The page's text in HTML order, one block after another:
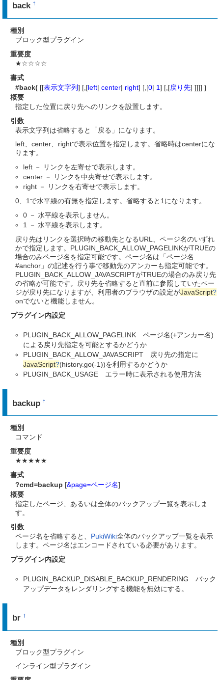
back†
種別
ブロック型プラグイン
重要度
★☆☆☆☆
書式
#back( [[表示文字列] [,[left| center| right] [,[0| 1] [,[戻り先] ]]]] )
概要
指定した位置に戻り先へのリンクを設置します。
引数
表示文字列は省略すると「戻る」になります。
left、center、rightで表示位置を指定します。省略時はcenterにな
ります。
left － リンクを左寄せで表示します。
center － リンクを中央寄せで表示します。
right － リンクを右寄せで表示します。
0、1で水平線の有無を指定します。省略すると1になります。
0 － 水平線を表示しません。
1 － 水平線を表示します。
戻り先はリンクを選択時の移動先となるURL、ページ名のいずれ
かで指定します。PLUGIN_BACK_ALLOW_PAGELINKがTRUEの
場合のみページ名を指定可能です。ページ名は「ページ名
#anchor」の記述を行う事で移動先のアンカーも指定可能です。
PLUGIN_BACK_ALLOW_JAVASCRIPTがTRUEの場合のみ戻り先
の省略が可能です。戻り先を省略すると直前に参照していたペー
ジが戻り先になりますが、利用者のブラウザの設定がJavaScript?
onでないと機能しません。
プラグイン内設定
PLUGIN_BACK_ALLOW_PAGELINK ページ名(+アンカー名)
による戻り先指定を可能とするかどうか
PLUGIN_BACK_ALLOW_JAVASCRIPT 戻り先の指定に
JavaScript?(history.go(-1))を利用するかどうか
PLUGIN_BACK_USAGE エラー時に表示される使用方法
backup†
種別
コマンド
重要度
★★★★★
書式
?cmd=backup [&page=ページ名]
概要
指定したページ、あるいは全体のバックアップ一覧を表示しま
す。
引数
ページ名を省略すると、 PukiWiki全体のバックアップ一覧を表示
します。ページ名はエンコードされている必要があります。
プラグイン内設定
PLUGIN_BACKUP_DISABLE_BACKUP_RENDERING バック
アップデータをレンダリングする機能を無効にする。
br†
種別
ブロック型プラグイン
インライン型プラグイン